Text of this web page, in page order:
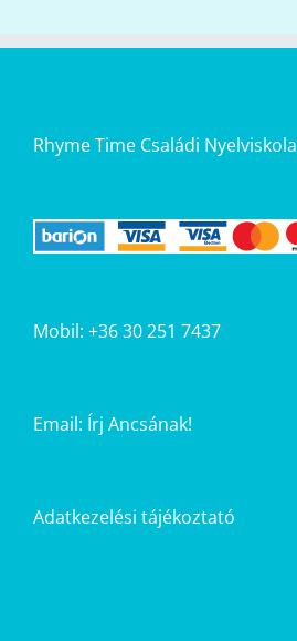
Rhyme Time Családi Nyelviskola
Mobil: +36 30 251 7437
Email: Írj Ancsának!
Adatkezelési tájékoztató